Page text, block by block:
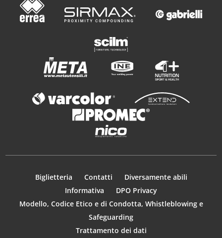
Biglietteria Contatti
Diversamente abili
Informativa
DPO Privacy
Modello, Codice Etico e di Condotta, Whistleblowing e
Safeguarding
Trattamento dei dati